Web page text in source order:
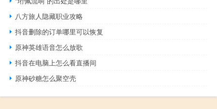
八方旅人隐藏职业攻略
抖音删除的订单哪里可以恢复
原神英雄语音怎么放歌
抖音在电脑上怎么看直播间
原神砂糖怎么聚空壳